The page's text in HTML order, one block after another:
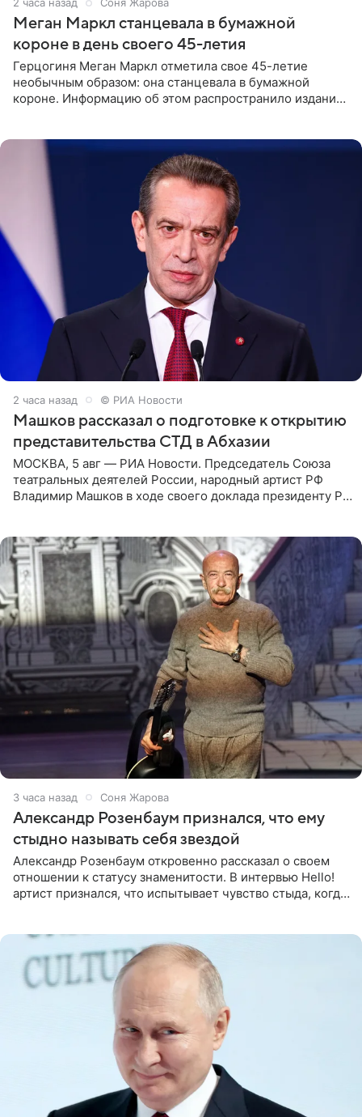
Меган Маркл станцевала в бумажной
короне в день своего 45-летия
Герцогиня Меган Маркл отметила свое 45-летие
необычным образом: она станцевала в бумажной
короне. Информацию об этом распространило издание
2 часа назад © РИА Новости
Машков рассказал о подготовке к открытию
представительства СТД в Абхазии
МОСКВА, 5 авг — РИА Новости. Председатель Союза
театральных деятелей России, народный артист РФ
Владимир Машков в ходе своего доклада президенту РФ
3 часа назад Соня Жарова
Александр Розенбаум признался, что ему
стыдно называть себя звездой
Александр Розенбаум откровенно рассказал о своем
отношении к статусу знаменитости. В интервью Hello!
артист признался, что испытывает чувство стыда, когда